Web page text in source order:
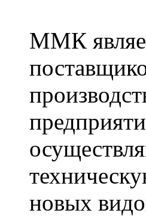
ММК
новых